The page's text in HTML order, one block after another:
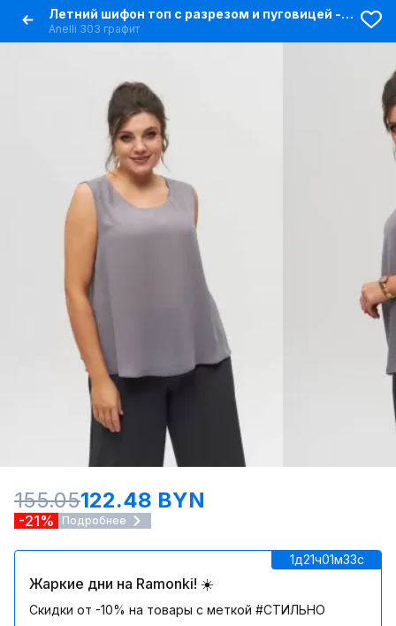
Летний шифон топ с разрезом и пуговицей - универсальный стиль
Anelli 303 графит
155.05122.48 BYN
-21% Подробнее
1д21ч01м33c
Жаркие дни на Ramonki! ☀️
Скидки от -10% на товары с меткой #СТИЛЬНО